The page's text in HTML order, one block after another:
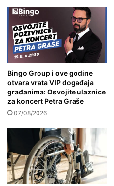
Bingo Group i ove godine
otvara vrata VIP događaja
građanima: Osvojite ulaznice
za koncert Petra Graše
07/08/2026